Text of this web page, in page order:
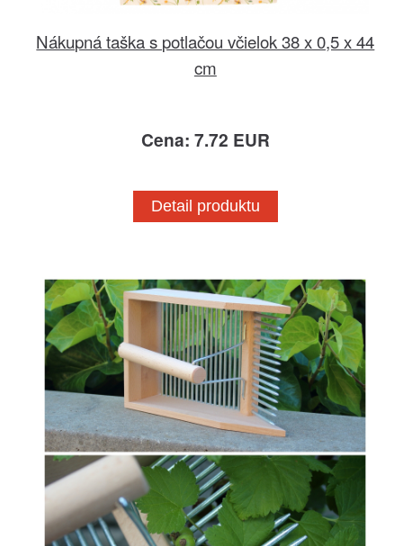
Nákupná taška s potlačou včielok 38 x 0,5 x 44
cm
Cena: 7.72 EUR
Detail produktu